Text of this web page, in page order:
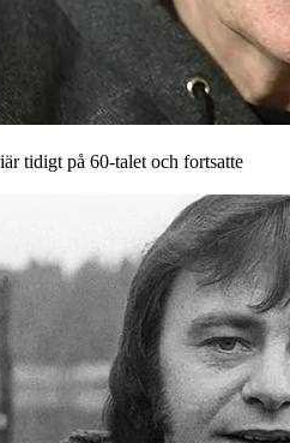
tidigt på 60-talet och fortsatte